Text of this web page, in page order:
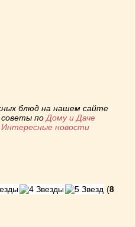
блюд на нашем сайте
по Дому и Даче
Интересные новости
(8